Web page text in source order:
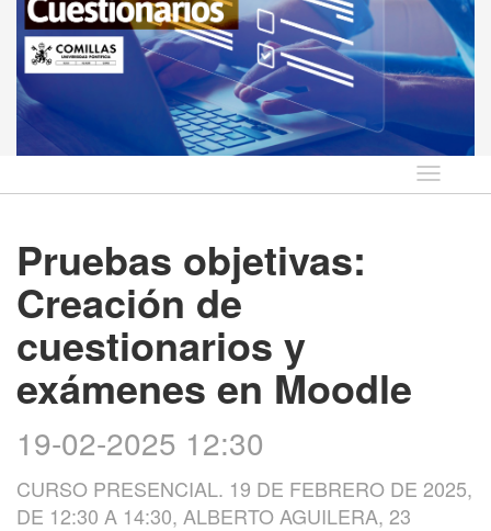
Idioma
Pruebas objetivas:
Creación de
cuestionarios y
exámenes en Moodle
19-02-2025 12:30
CURSO PRESENCIAL. 19 DE FEBRERO DE 2025,
DE 12:30 A 14:30, ALBERTO AGUILERA, 23